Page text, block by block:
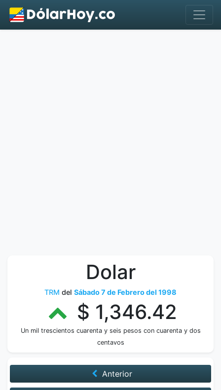
Dolar
TRM del Sábado 7 de Febrero del 1998
$ 1,346.42
Un mil trescientos cuarenta y seis pesos con cuarenta y dos
centavos
Anterior